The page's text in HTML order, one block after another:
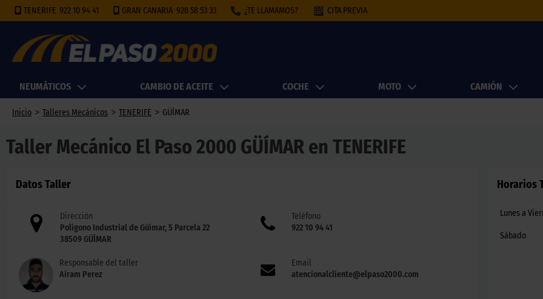
TENERIFE 922 10 94 41 GRAN CANARIA 928 58 53 33 ¿TE LLAMAMOS? CITA PREVIA
NEUMÁTICOS CAMBIO DE ACEITE COCHE MOTO CAMIÓN
Inicio > Talleres Mecánicos > TENERIFE > GÜÍMAR
Taller Mecánico El Paso 2000 GÜÍMAR en TENERIFE
Datos Taller
Dirección
Polígono Industrial de Güímar, 5 Parcela 22
38509GÜÍMAR
Teléfono
922 10 94 41
Responsable del taller
Airam Perez
Email
atencionalcliente@elpaso2000.com
Horarios
Lunes a
Sábado